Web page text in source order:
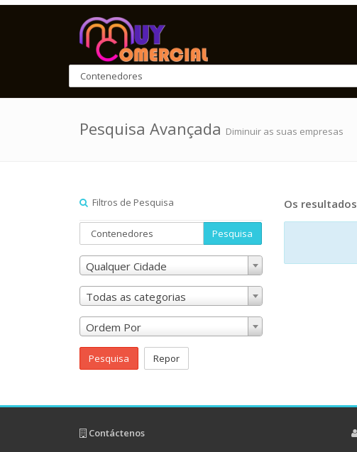
Pesquisa Avançada Diminuir as suas empresas
Filtros de Pesquisa
Pesquisa
Qualquer Cidade
Todas as categorias
Ordem Por
Pesquisa Repor
Os resultados
Contáctenos